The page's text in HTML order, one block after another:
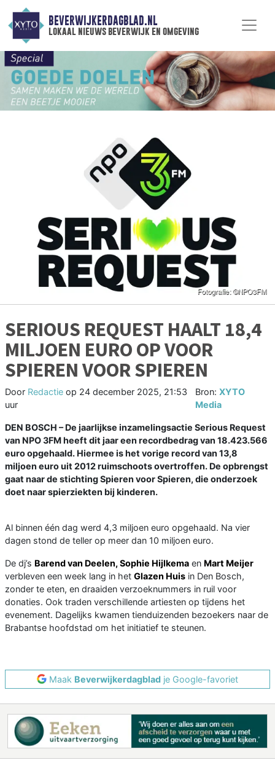
BEVERWIJKERDAGBLAD.NL
lokaal nieuws beverwijk en omgeving
SERIOUS REQUEST HAALT 18,4
MILJOEN EURO OP VOOR
SPIEREN VOOR SPIEREN
Door Redactie op 24 december 2025, 21:53
uur
Bron: XYTO
Media
DEN BOSCH – De jaarlijkse inzamelingsactie Serious Request
van NPO 3FM heeft dit jaar een recordbedrag van 18.423.566
euro opgehaald. Hiermee is het vorige record van 13,8
miljoen euro uit 2012 ruimschoots overtroffen. De opbrengst
gaat naar de stichting Spieren voor Spieren, die onderzoek
doet naar spierziekten bij kinderen.
Al binnen één dag werd 4,3 miljoen euro opgehaald. Na vier
dagen stond de teller op meer dan 10 miljoen euro.
De dj’s Barend van Deelen, Sophie Hijlkema en Mart Meijer
verbleven een week lang in het Glazen Huis in Den Bosch,
zonder te eten, en draaiden verzoeknummers in ruil voor
donaties. Ook traden verschillende artiesten op tijdens het
evenement. Dagelijks kwamen tienduizenden bezoekers naar de
Brabantse hoofdstad om het initiatief te steunen.
Maak Beverwijkerdagblad je Google-favoriet